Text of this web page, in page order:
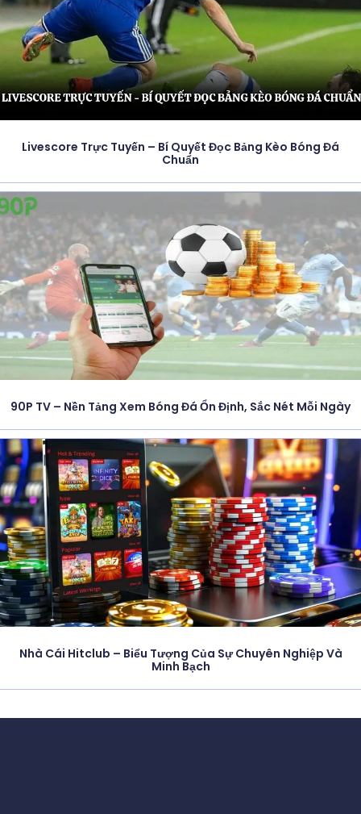
Livescore Trực Tuyến – Bí Quyết Đọc Bảng Kèo Bóng Đá
Chuẩn
90P TV – Nền Tảng Xem Bóng Đá Ổn Định, Sắc Nét Mỗi Ngày
Nhà Cái Hitclub – Biểu Tượng Của Sự Chuyên Nghiệp Và
Minh Bạch